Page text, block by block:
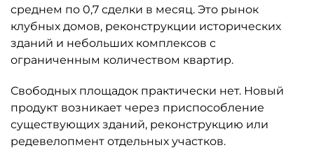
среднем по 0,7 сделки в месяц. Это рынок
клубных домов, реконструкции исторических
зданий и небольших комплексов с
ограниченным количеством квартир.
Свободных площадок практически нет. Новый
продукт возникает через приспособление
существующих зданий, реконструкцию или
редевелопмент отдельных участков.